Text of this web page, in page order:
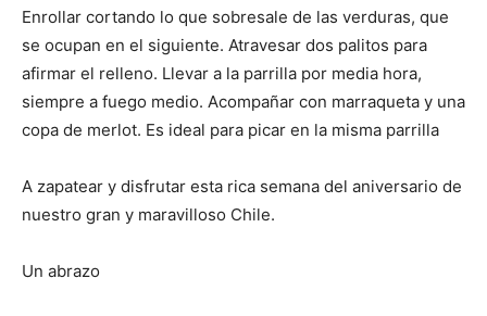
Enrollar cortando lo que sobresale de las verduras, que
se ocupan en el siguiente. Atravesar dos palitos para
afirmar el relleno. Llevar a la parrilla por media hora,
siempre a fuego medio. Acompañar con marraqueta y una
copa de merlot. Es ideal para picar en la misma parrilla
A zapatear y disfrutar esta rica semana del aniversario de
nuestro gran y maravilloso Chile.
Un abrazo